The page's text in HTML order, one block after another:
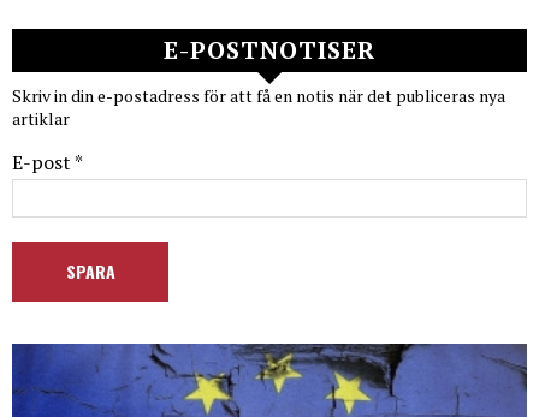
E-POSTNOTISER
Skriv in din e-postadress för att få en notis när det publiceras nya
artiklar
E-post *